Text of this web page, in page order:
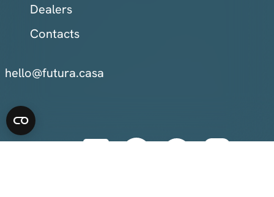
Dealers
Contacts
hello@futura.casa